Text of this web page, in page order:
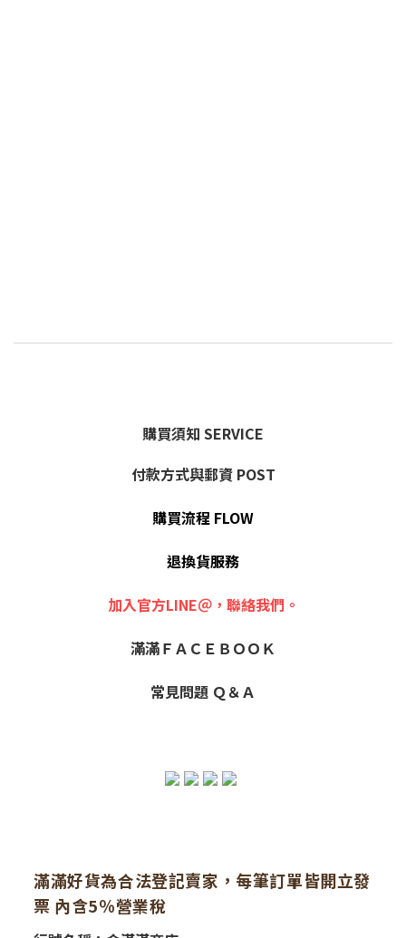
購買須知 SERVICE
付款方式與郵資 POST
購買流程 FLOW
退換貨服務
加入官方LINE＠，聯絡我們。
滿滿ＦＡＣＥＢＯＯＫ
常見問題 Ｑ＆Ａ
滿滿好貨為合法登記賣家，每筆訂單皆開立發
票 內含5％營業稅